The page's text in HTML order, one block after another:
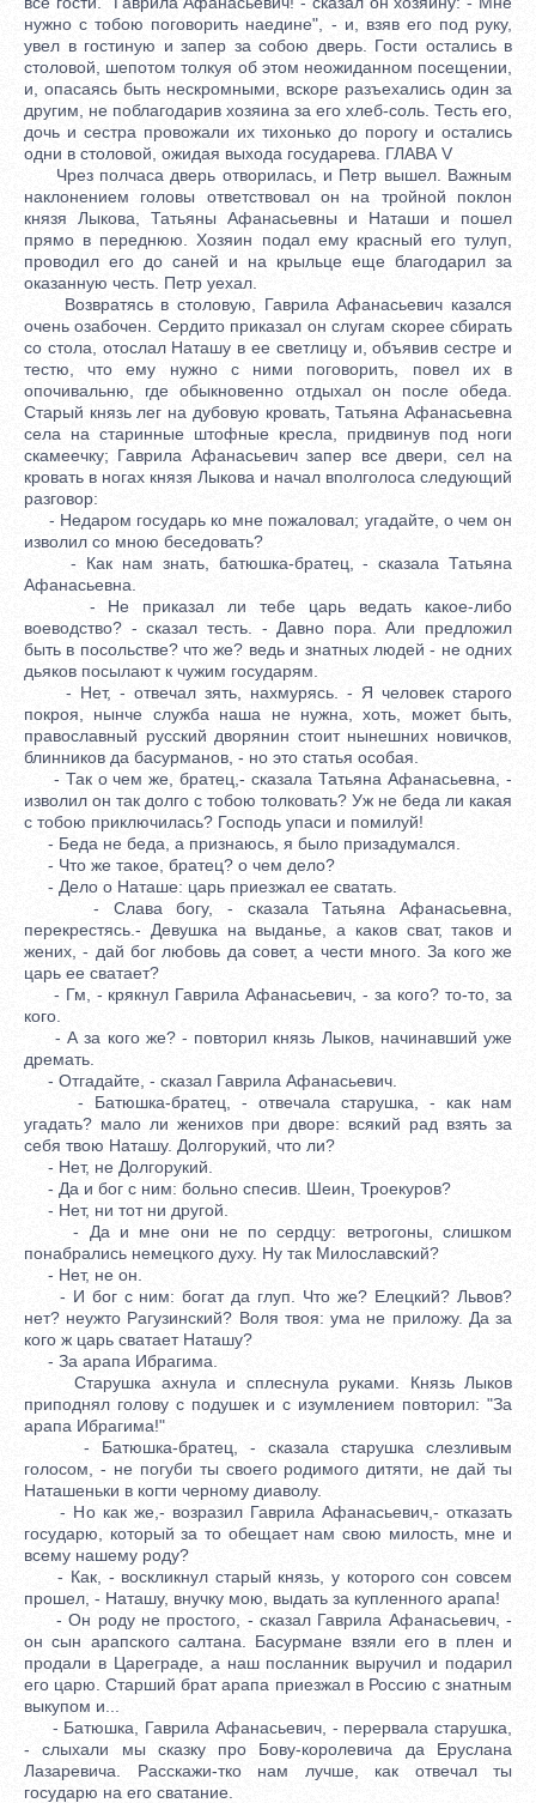
нужно с тобою поговорить наедине", - и, взяв его под руку,
увел в гостиную и запер за собою дверь. Гости остались в
столовой, шепотом толкуя об этом неожиданном посещении,
и, опасаясь быть нескромными, вскоре разъехались один за
другим, не поблагодарив хозяина за его хлеб-соль. Тесть его,
дочь и сестра провожали их тихонько до порогу и остались
одни в столовой, ожидая выхода государева. ГЛАВА V
Чрез полчаса дверь отворилась, и Петр вышел. Важным
наклонением головы ответствовал он на тройной поклон
князя Лыкова, Татьяны Афанасьевны и Наташи и пошел
прямо в переднюю. Хозяин подал ему красный его тулуп,
проводил его до саней и на крыльце еще благодарил за
оказанную честь. Петр уехал.
Возвратясь в столовую, Гаврила Афанасьевич казался
очень озабочен. Сердито приказал он слугам скорее сбирать
со стола, отослал Наташу в ее светлицу и, объявив сестре и
тестю, что ему нужно с ними поговорить, повел их в
опочивальню, где обыкновенно отдыхал он после обеда.
Старый князь лег на дубовую кровать, Татьяна Афанасьевна
села на старинные штофные кресла, придвинув под ноги
скамеечку; Гаврила Афанасьевич запер все двери, сел на
кровать в ногах князя Лыкова и начал вполголоса следующий
разговор:
- Недаром государь ко мне пожаловал; угадайте, о чем он
изволил со мною беседовать?
- Как нам знать, батюшка-братец, - сказала Татьяна
Афанасьевна.
- Не приказал ли тебе царь ведать какое-либо
воеводство? - сказал тесть. - Давно пора. Али предложил
быть в посольстве? что же? ведь и знатных людей - не одних
дьяков посылают к чужим государям.
- Нет, - отвечал зять, нахмурясь. - Я человек старого
покроя, нынче служба наша не нужна, хоть, может быть,
православный русский дворянин стоит нынешних новичков,
блинников да басурманов, - но это статья особая.
- Так о чем же, братец,- сказала Татьяна Афанасьевна, -
изволил он так долго с тобою толковать? Уж не беда ли какая
с тобою приключилась? Господь упаси и помилуй!
- Беда не беда, а признаюсь, я было призадумался.
- Что же такое, братец? о чем дело?
- Дело о Наташе: царь приезжал ее сватать.
- Слава богу, - сказала Татьяна Афанасьевна,
перекрестясь.- Девушка на выданье, а каков сват, таков и
жених, - дай бог любовь да совет, а чести много. За кого же
царь ее сватает?
- Гм, - крякнул Гаврила Афанасьевич, - за кого? то-то, за
кого.
- А за кого же? - повторил князь Лыков, начинавший уже
дремать.
- Отгадайте, - сказал Гаврила Афанасьевич.
- Батюшка-братец, - отвечала старушка, - как нам
угадать? мало ли женихов при дворе: всякий рад взять за
себя твою Наташу. Долгорукий, что ли?
- Нет, не Долгорукий.
- Да и бог с ним: больно спесив. Шеин, Троекуров?
- Нет, ни тот ни другой.
- Да и мне они не по сердцу: ветрогоны, слишком
понабрались немецкого духу. Ну так Милославский?
- Нет, не он.
- И бог с ним: богат да глуп. Что же? Елецкий? Львов?
нет? неужто Рагузинский? Воля твоя: ума не приложу. Да за
кого ж царь сватает Наташу?
- За арапа Ибрагима.
Старушка ахнула и сплеснула руками. Князь Лыков
приподнял голову с подушек и с изумлением повторил: "За
арапа Ибрагима!"
- Батюшка-братец, - сказала старушка слезливым
голосом, - не погуби ты своего родимого дитяти, не дай ты
Наташеньки в когти черному диаволу.
- Но как же,- возразил Гаврила Афанасьевич,- отказать
государю, который за то обещает нам свою милость, мне и
всему нашему роду?
- Как, - воскликнул старый князь, у которого сон совсем
прошел, - Наташу, внучку мою, выдать за купленного арапа!
- Он роду не простого, - сказал Гаврила Афанасьевич, -
он сын арапского салтана. Басурмане взяли его в плен и
продали в Цареграде, а наш посланник выручил и подарил
его царю. Старший брат арапа приезжал в Россию с знатным
выкупом и...
- Батюшка, Гаврила Афанасьевич, - перервала старушка,
- слыхали мы сказку про Бову-королевича да Еруслана
Лазаревича. Расскажи-тко нам лучше, как отвечал ты
государю на его сватание.